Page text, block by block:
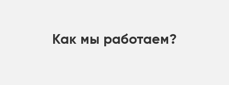
Как мы работаем?